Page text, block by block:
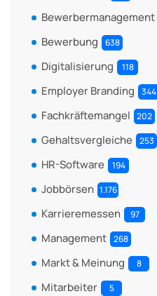
Bewerbermanagement
Bewerbung 638
Digitalisierung 118
Employer Branding 344
Fachkräftemangel 202
Gehaltsvergleiche 253
HR-Software 194
Jobbörsen 1.176
Karrieremessen 97
Management 268
Markt & Meinung 8
Mitarbeiter 5